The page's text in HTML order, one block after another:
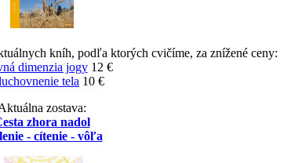
kníh, podľa ktorých cvičíme, za znížené ceny:
dimenzia jogy12 €
tela 10 €
zostava:
zhora nadol
- cítenie - vôľa